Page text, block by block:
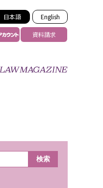
日本語 English
資料請求
のM&A
検索